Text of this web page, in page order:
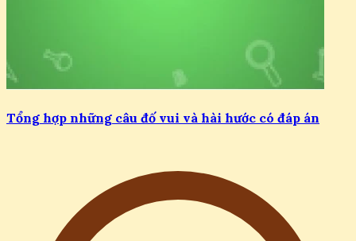
Tổng hợp những câu đố vui và hài hước có đáp án